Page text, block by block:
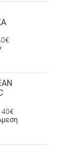
40€